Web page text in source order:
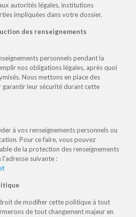
autorités légales, institutions
impliquées dans votre dossier.
des renseignements
personnels pendant la
nos obligations légales, après quoi
Nous mettons en place des
leur sécurité durant cette
à vos renseignements personnels ou
Pour ce faire, vous pouvez
de la protection des renseignements
suivante :
de modifier cette politique à tout
de tout changement majeur en